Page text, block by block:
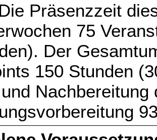
Präsenzzeit
75
Der
150 Stunden